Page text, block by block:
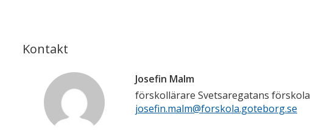
Kontakt
Josefin Malm
förskollärare Svetsaregatans förskola
josefin.malm@forskola.goteborg.se